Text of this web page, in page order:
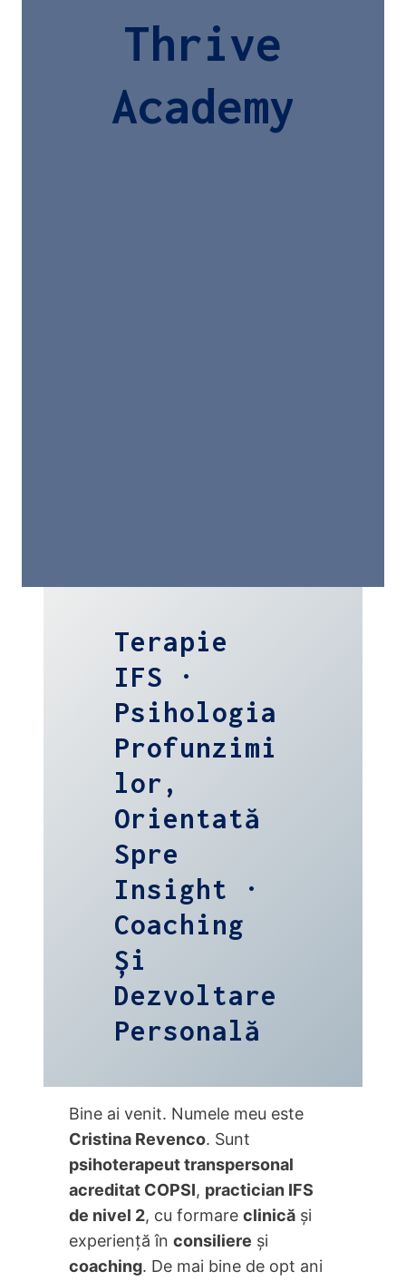
Thrive
Academy
Terapie
IFS ·
Psihologia
Profunzimi
Lor,
Orientată
Spre
Insight ·
Coaching
Și
Dezvoltare
Personală
Bine ai venit. Numele meu este
Cristina Revenco. Sunt
psihoterapeut transpersonal
acreditat COPSI, practician IFS
de nivel 2, cu formareclinicӑ și
experiență înconsiliere și
coaching. De mai bine de opt ani